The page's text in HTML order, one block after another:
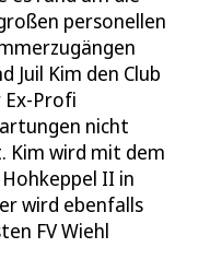
personellen
Juil Kim den Club
Ex-Profi
nicht
Kim wird mit dem
II in
wird ebenfalls
FV Wiehl